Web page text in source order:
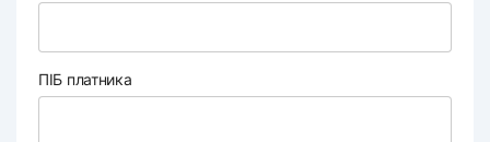
ПІБ платника